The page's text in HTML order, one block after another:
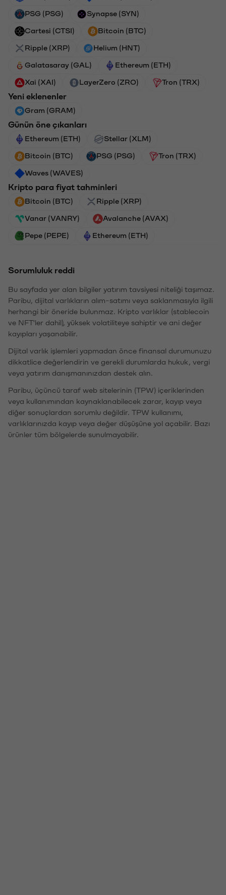
PSG (PSG) Synapse (SYN)
Cartesi (CTSI) Bitcoin (BTC)
Ripple (XRP) Helium (HNT)
Galatasaray (GAL) Ethereum (ETH)
Xai (XAI) LayerZero (ZRO) Tron (TRX)
Yeni eklenenler
Gram (GRAM)
Günün öne çıkanları
Ethereum (ETH) Stellar (XLM)
Bitcoin (BTC) PSG (PSG) Tron (TRX)
Waves (WAVES)
Kripto para fiyat tahminleri
Bitcoin (BTC) Ripple (XRP)
Vanar (VANRY) Avalanche (AVAX)
Pepe (PEPE) Ethereum (ETH)
Sorumluluk reddi
Bu sayfada yer alan bilgiler yatırım tavsiyesi niteliği taşımaz.
Paribu, dijital varlıkların alım-satımı veya saklanmasıyla ilgili
herhangi bir öneride bulunmaz. Kripto varlıklar (stablecoin
ve NFT'ler dahil), yüksek volatiliteye sahiptir ve ani değer
kayıpları yaşanabilir.
Dijital varlık işlemleri yapmadan önce finansal durumunuzu
dikkatlice değerlendirin ve gerekli durumlarda hukuk, vergi
veya yatırım danışmanınızdan destek alın.
Paribu, üçüncü taraf web sitelerinin (TPW) içeriklerinden
veya kullanımından kaynaklanabilecek zarar, kayıp veya
diğer sonuçlardan sorumlu değildir. TPW kullanımı,
varlıklarınızda kayıp veya değer düşüşüne yol açabilir. Bazı
ürünler tüm bölgelerde sunulmayabilir.